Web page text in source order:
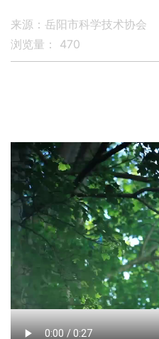
来源：岳阳市科学技术协会
浏览量： 470